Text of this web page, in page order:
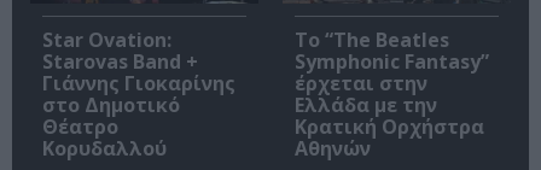
Star Ovation:
Starovas Band +
Γιάννης Γιοκαρίνης
στο Δημοτικό
Θέατρο
Κορυδαλλού
Το “The Beatles
Symphonic Fantasy”
έρχεται στην
Ελλάδα με την
Κρατική Ορχήστρα
Αθηνών